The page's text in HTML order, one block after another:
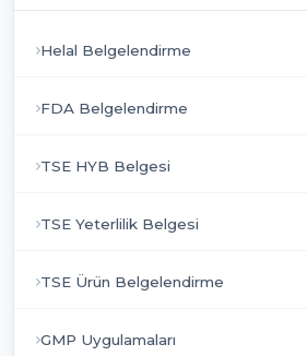
Helal Belgelendirme
FDA Belgelendirme
TSE HYB Belgesi
TSE Yeterlilik Belgesi
TSE Ürün Belgelendirme
GMP Uygulamaları